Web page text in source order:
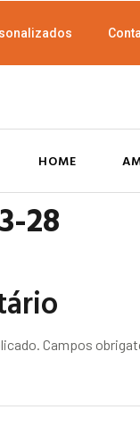
HOME
28
Campos